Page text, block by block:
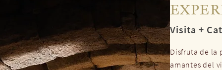
Visita +
Disfruta de la
amantes del